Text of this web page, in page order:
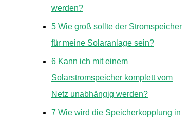
werden?
5 Wie groß sollte der Stromspeicher
für meine Solaranlage sein?
6 Kann ich mit einem
Solarstromspeicher komplett vom
Netz unabhängig werden?
7 Wie wird die Speicherkopplung in